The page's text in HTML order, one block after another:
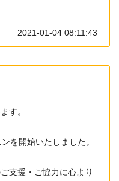
2021-01-04 08:11:43
す。
を開始いたしました。
支援・ご協力に心より